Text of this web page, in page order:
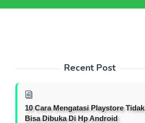
Recent Post
10 Cara Mengatasi Playstore Tidak
Bisa Dibuka Di Hp Android